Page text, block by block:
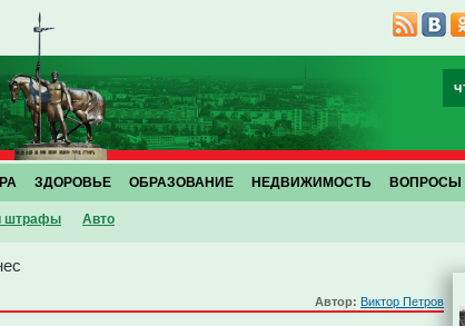
штрафы Авто
ЗДОРОВЬЕ ОБРАЗОВАНИЕ НЕДВИЖИМОСТЬ ВОПРОСЫ
Автор: Виктор Петров